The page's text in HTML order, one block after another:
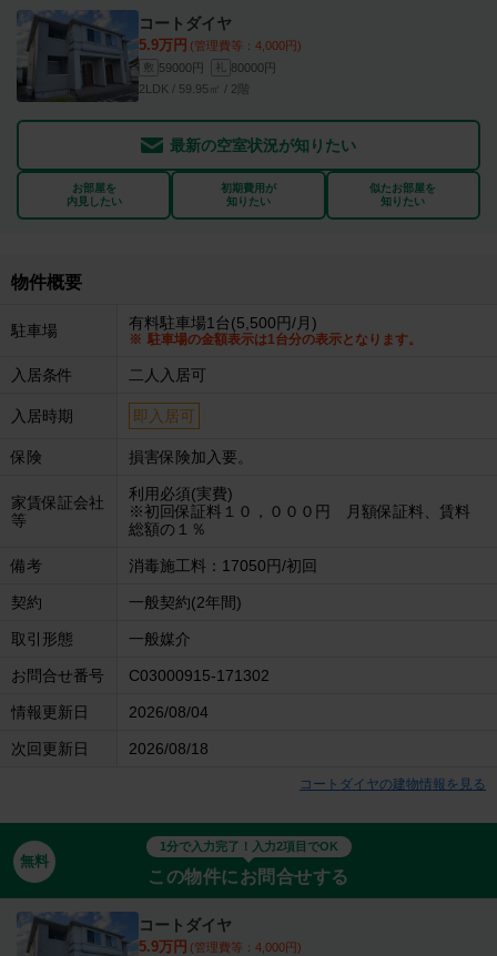
コートダイヤ
5.9万円 (管理費等：4,000円)
敷 59000円 礼 80000円
2LDK / 59.95㎡ / 2階
最新の空室状況が知りたい
お部屋を
内見したい
初期費用が
知りたい
似たお部屋を
知りたい
物件概要
駐車場 有料駐車場1台(5,500円/月)
駐車場の金額表示は1台分の表示となります。
入居条件 二人入居可
入居時期 即入居可
保険 損害保険加入要。
家賃保証会社
等
利用必須(実費)
※初回保証料１０，０００円 月額保証料、賃料
総額の１％
備考 消毒施工料：17050円/初回
契約 一般契約(2年間)
取引形態 一般媒介
お問合せ番号 C03000915-171302
情報更新日 2026/08/04
次回更新日 2026/08/18
コートダイヤの建物情報を見る
無料
1分で入力完了！入力2項目でOK
この物件にお問合せする
コートダイヤ
5.9万円 (管理費等：4,000円)